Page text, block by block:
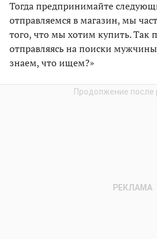
Тогда предпринимайте
отправляемся в магазин, мы
того, что мы хотим купить. Так
отправляясь на поиски
знаем, что ищем?»